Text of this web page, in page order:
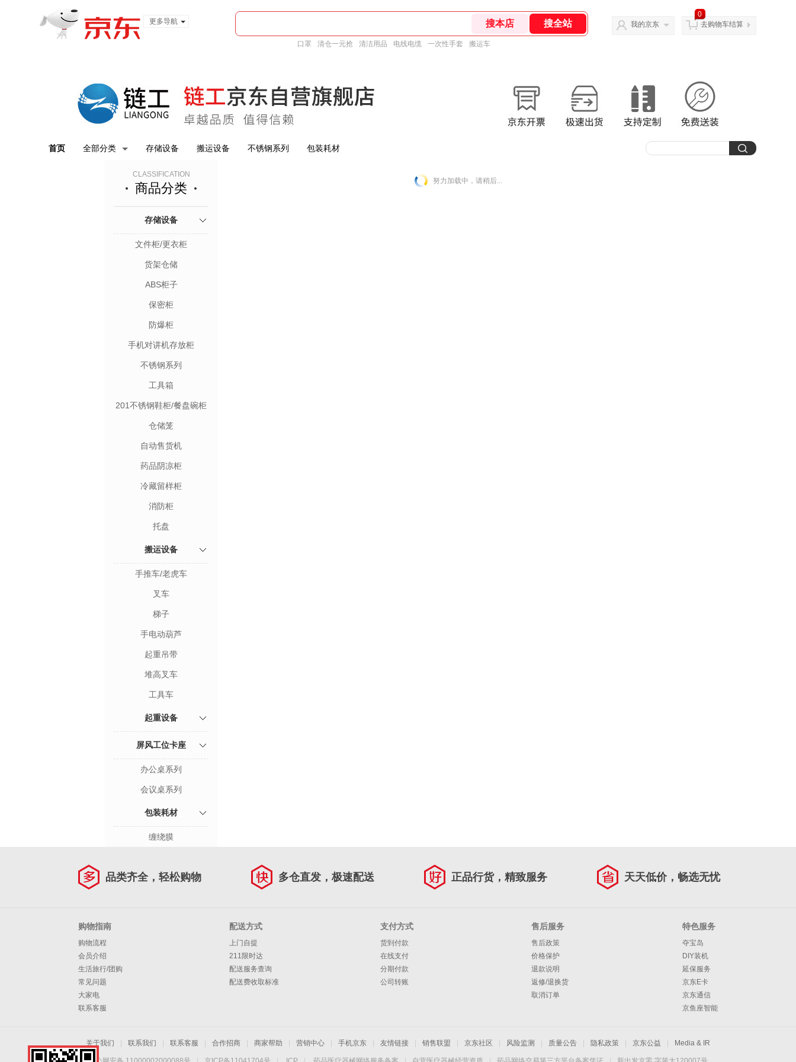
更多导航
口罩 清仓一元抢 清洁用品 电线电缆 一次性手套 搬运车
我的京东
0
去购物车结算
首页 全部分类 存储设备 搬运设备 不锈钢系列 包装耗材
CLASSIFICATION
商品分类
存储设备
文件柜/更衣柜
货架仓储
ABS柜子
保密柜
防爆柜
手机对讲机存放柜
不锈钢系列
工具箱
201不锈钢鞋柜/餐盘碗柜
仓储笼
自动售货机
药品阴凉柜
冷藏留样柜
消防柜
托盘
搬运设备
手推车/老虎车
叉车
梯子
手电动葫芦
起重吊带
堆高叉车
工具车
起重设备
屏风工位卡座
办公桌系列
会议桌系列
包装耗材
缠绕膜
努力加载中，请稍后...
品类齐全，轻松购物 多仓直发，极速配送 正品行货，精致服务 天天低价，畅选无忧
购物指南
购物流程
会员介绍
生活旅行/团购
常见问题
大家电
联系客服
配送方式
上门自提
211限时达
配送服务查询
配送费收取标准
支付方式
货到付款
在线支付
分期付款
公司转账
售后服务
售后政策
价格保护
退款说明
返修/退换货
取消订单
特色服务
夺宝岛
DIY装机
延保服务
京东E卡
京东通信
京鱼座智能
关于我们 联系我们 联系客服 合作招商 商家帮助 营销中心 手机京东 友情链接 销售联盟 京东社区 风险监测 质量公告 隐私政策 京东公益 Media & IR